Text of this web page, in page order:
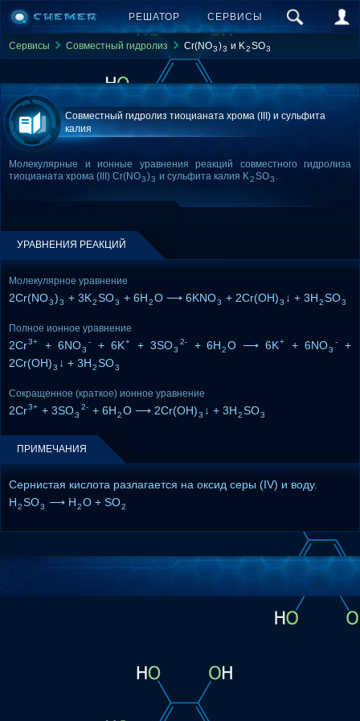
РЕШАТОР СЕРВИСЫ
Сервисы Совместный гидролиз Cr(NO3)3 и K2SO3
Совместный гидролиз тиоцианата хрома (III) и сульфита
калия
Молекулярные и ионные уравнения реакций совместного гидролиза
тиоцианата хрома (III) Cr(NO3)3 и сульфита калия K2SO3 .
УРАВНЕНИЯ РЕАКЦИЙ
Молекулярное уравнение
2Cr(NO3)3 + 3K2SO3 + 6H2O ⟶ 6KNO3 + 2Cr(OH)3 ↓ + 3H2SO3
Полное ионное уравнение
2Cr3+ + 6NO3
- + 6K+ + 3SO3
2- + 6H 2 O ⟶ 6K+ + 6NO3
-
+
2Cr(OH)3 ↓ + 3H2SO3
Сокращенное (краткое) ионное уравнение
2Cr3+ + 3SO3
2- + 6H2O ⟶ 2Cr(OH)3 ↓ + 3H2SO3
ПРИМЕЧАНИЯ
Сернистая кислота разлагается на оксид серы (IV) и воду.
H2SO3 ⟶ H2O + SO2